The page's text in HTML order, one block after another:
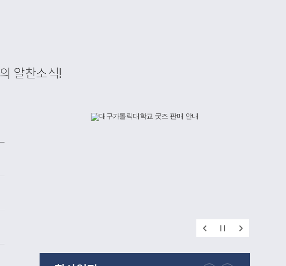
유했다. 김종강 대주교는
전하고, 우리 대학의 지
강복했다.이어 성당과
역사와 전통을 간직한 공
바탕으로 인재를 양성해
고, 교구와 대학이 미래
뜻깊은 계기가 되었다.
알찬소식!